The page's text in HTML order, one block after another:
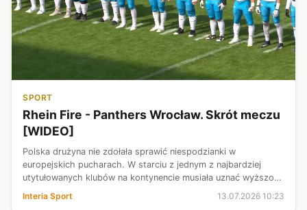
SPORT
Rhein Fire - Panthers Wrocław. Skrót meczu
[WIDEO]
Polska drużyna nie zdołała sprawić niespodzianki w
europejskich pucharach. W starciu z jednym z najbardziej
utytułowanych klubów na kontynencie musiała uznać wyższość
rywala i zanotowała drugą porażkę w obecnej edycji
rozgrywek. Powyższy materiał prz...
Interia Sport 13.07.2026 10:23